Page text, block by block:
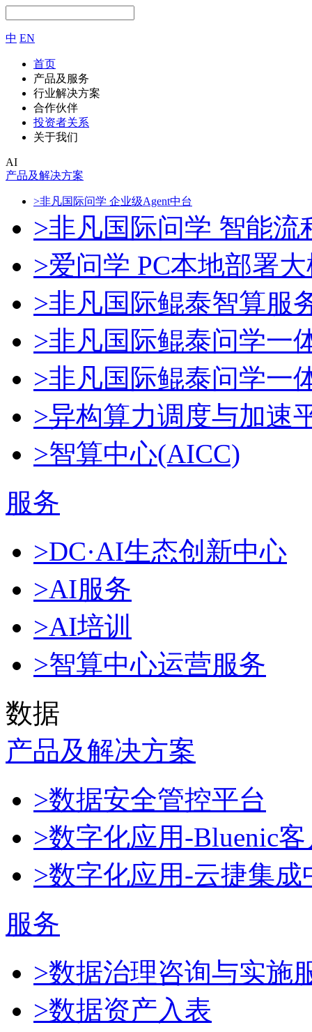
中 EN
首页
产品及服务
行业解决方案
合作伙伴
投资者关系
关于我们
AI
产品及解决方案
>非凡国际问学 企业级Agent中台
>非凡国际问学 智能流
>爱问学 PC本地部署
>非凡国际鲲泰智算服
>非凡国际鲲泰问学一
>非凡国际鲲泰问学一
>异构算力调度与加速
>智算中心(AICC)
服务
>DC·AI生态创新中心
>AI服务
>AI培训
>智算中心运营服务
数据
产品及解决方案
>数据安全管控平台
>数字化应用-Bluenic
>数字化应用-云捷集成
服务
>数据治理咨询与实施
>数据资产入表